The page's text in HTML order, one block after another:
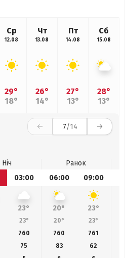
Ср
12.08
29°
18°
Чт
13.08
26°
14°
Пт
14.08
27°
13°
Сб
15.08
28°
13°
7/14
Ніч
Ранок
03:00 06:00 09:00
23° 20° 23°
23° 20° 23°
760 760 761
75 83 62